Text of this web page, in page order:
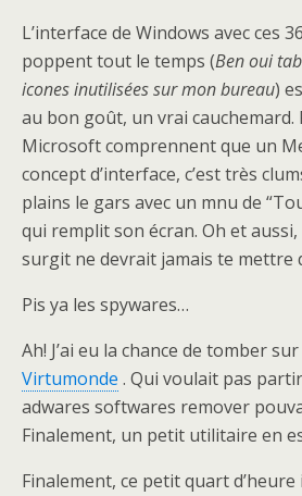
L’interface de Windows avec ces
poppent tout le temps (Ben oui
icones inutilisées sur mon bureau)
au bon goût, un vrai cauchemard.
Microsoft comprennent que un
concept d’interface, c’est très
plains le gars avec un mnu de
qui remplit son écran. Oh et
surgit ne devrait jamais te mettre
Pis ya les spywares…
Ah! J’ai eu la chance de tomber
Virtumonde . Qui voulait pas
adwares softwares remover
Finalement, un petit utilitaire en
Finalement, ce petit quart